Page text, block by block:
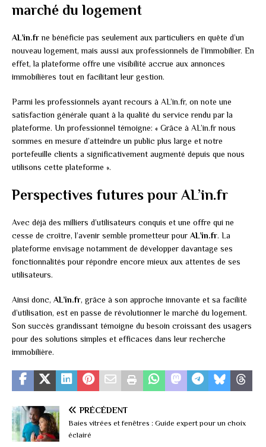
marché du logement
AL’in.frne bénéficie pas seulement aux particuliers en quête d’un
nouveau logement, mais aussi aux professionnels de l’immobilier. En
effet, la plateforme offre une visibilité accrue aux annonces
immobilières tout en facilitant leur gestion.
Parmi les professionnels ayant recours à AL’in.fr, on note une
satisfaction générale quant à la qualité du service rendu par la
plateforme. Un professionnel témoigne: « Grâce à AL’in.fr nous
sommes en mesure d’atteindre un public plus large et notre
portefeuille clients a significativement augmenté depuis que nous
utilisons cette plateforme ».
Perspectives futures pour AL’in.fr
Avec déjà des milliers d’utilisateurs conquis et une offre qui ne
cesse de croître, l’avenir semble prometteur pour AL’in.fr. La
plateforme envisage notamment de développer davantage ses
fonctionnalités pour répondre encore mieux aux attentes de ses
utilisateurs.
Ainsi donc, AL’in.fr, grâce à son approche innovante et sa facilité
d’utilisation, est en passe de révolutionner le marché du logement.
Son succès grandissant témoigne du besoin croissant des usagers
pour des solutions simples et efficaces dans leur recherche
immobilière.
PRÉCÉDENT
Baies vitrées et fenêtres : Guide expert pour un choix
éclairé